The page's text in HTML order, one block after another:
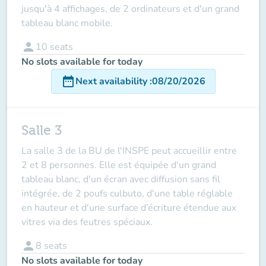
jusqu'à 4 affichages, de 2 ordinateurs et d'un grand
tableau blanc mobile.
person 10 seats
No slots available for today
date_rangeNext availability:08/20/2026
Salle 3
La salle 3 de la BU de l'INSPE peut accueillir entre
2 et 8 personnes. Elle est équipée d'un grand
tableau blanc, d'un écran avec diffusion sans fil
intégrée, de 2 poufs culbuto, d'une table réglable
en hauteur et d'une surface d’écriture étendue aux
vitres via des feutres spéciaux.
person 8 seats
No slots available for today